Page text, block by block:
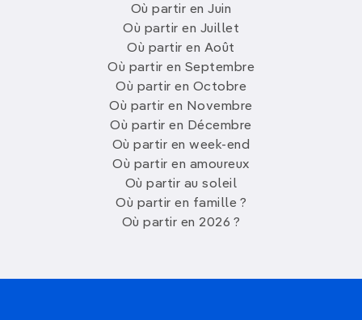
Où partir en Juin
Où partir en Juillet
Où partir en Août
Où partir en Septembre
Où partir en Octobre
Où partir en Novembre
Où partir en Décembre
Où partir en week-end
Où partir en amoureux
Où partir au soleil
Où partir en famille ?
Où partir en 2026 ?